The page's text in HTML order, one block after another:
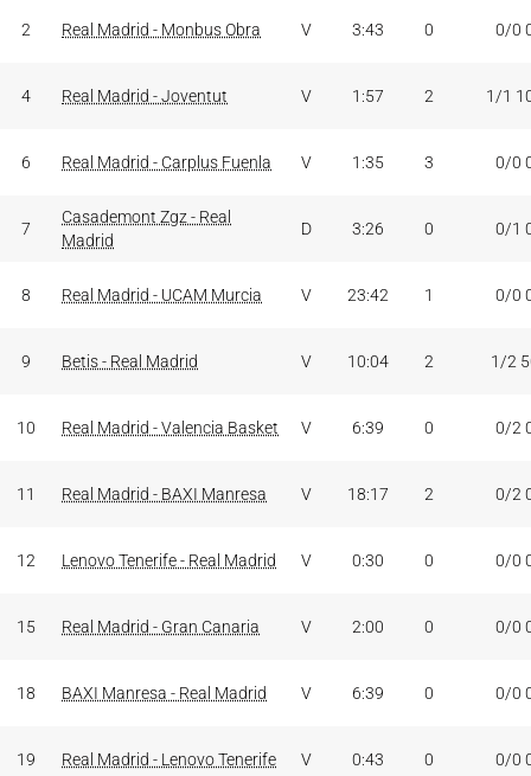
2 Real Madrid - Monbus Obra V 3:43 0 0/0
4 Real Madrid - Joventut V 1:57 2 1/1
6 Real Madrid - Carplus Fuenla V 1:35 3 0/0
7
Casademont Zgz - Real
Madrid
D 3:26 0 0/1
8 Real Madrid - UCAM Murcia V 23:42 1 0/0
9 Betis - Real Madrid V 10:04 2 1/2
10 Real Madrid - Valencia Basket V 6:39 0 0/2
11 Real Madrid - BAXI Manresa V 18:17 2 0/2
12 Lenovo Tenerife - Real Madrid V 0:30 0 0/0
15 Real Madrid - Gran Canaria V 2:00 0 0/0
18 BAXI Manresa - Real Madrid V 6:39 0 0/0
19 Real Madrid - Lenovo Tenerife V 0:43 0 0/0